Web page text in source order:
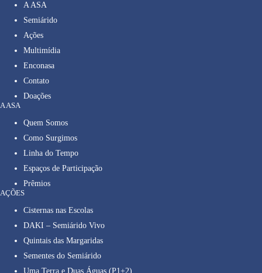
A ASA
Semiárido
Ações
Multimídia
Enconasa
Contato
Doações
A ASA
Quem Somos
Como Surgimos
Linha do Tempo
Espaços de Participação
Prêmios
AÇÕES
Cisternas nas Escolas
DAKI – Semiárido Vivo
Quintais das Margaridas
Sementes do Semiárido
Uma Terra e Duas Águas (P1+2)